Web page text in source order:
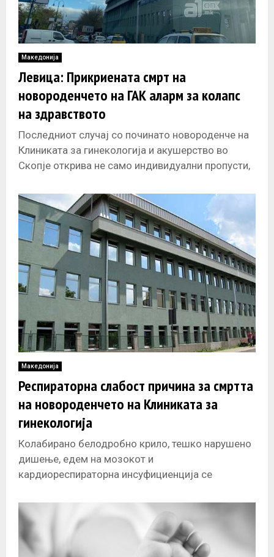
Македонија
Левица: Прикриената смрт на
новороденчето на ГАК аларм за колапс
на здравството
Последниот случај со починато новороденче на
Клиниката за гинекологија и акушерство во
Скопје открива не само индивидуални пропусти,
сектор
Македонија
Респираторна слабост причина за смртта
на новороденчето на Клиниката за
гинекологија
Колабирано белодробно крило, тешко нарушено
дишење, едем на мозокот и
кардиореспираторна инсуфициенција се
од Арачиново, кое почина